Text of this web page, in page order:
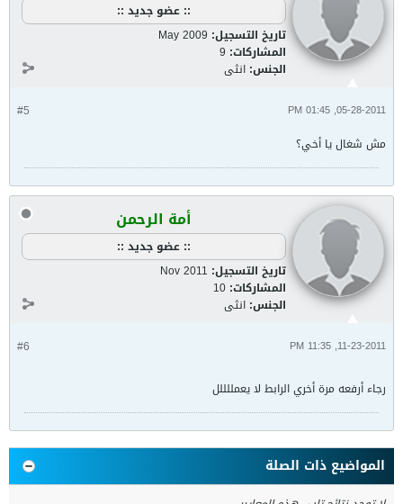
:: عضو جديد ::
تاريخ التسجيل: May 2009
المشاركات: 9
الجنس: انثى
#5 05-28-2011, 01:45 PM
مش شغال يا أخي؟
أمة الرحمن
:: عضو جديد ::
تاريخ التسجيل: Nov 2011
المشاركات: 10
الجنس: انثى
#6 11-23-2011, 11:35 PM
رجاء أرفعه مرة أخري الرابط لا يعمللللل
المواضيع ذات الصلة